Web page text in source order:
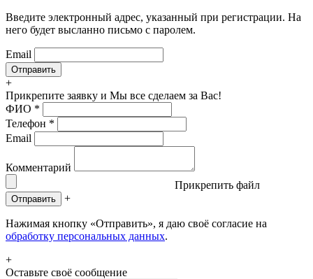
Введите электронный адрес, указанный при регистрации. На
него будет высланно письмо с паролем.
Email
+
Прикрепите заявку и Мы все сделаем за Вас!
ФИО *
Телефон *
Email
Комментарий
Прикрепить файл
Отправить +
Нажимая кнопку «Отправить», я даю своё согласие на
обработку персональных данных.
+
Оставьте своё сообщение